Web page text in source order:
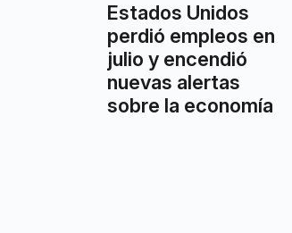
Estados Unidos
perdió empleos en
julio y encendió
nuevas alertas
sobre la economía